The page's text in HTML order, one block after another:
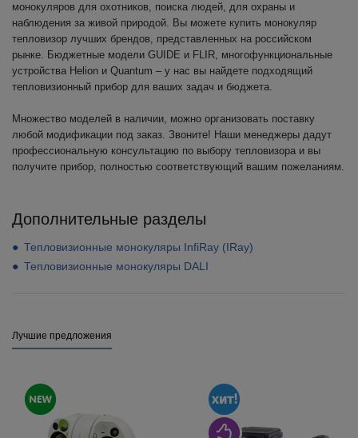
монокуляров для охотников, поиска людей, для охраны и
наблюдения за живой природой. Вы можете купить монокуляр
тепловизор лучших брендов, представленных на российском
рынке. Бюджетные модели GUIDE и FLIR, многофункциональные
устройства Helion и Quantum – у нас вы найдете подходящий
тепловизионный прибор для ваших задач и бюджета.
Множество моделей в наличии, можно организовать поставку
любой модификации под заказ. Звоните! Наши менеджеры дадут
профессиональную консультацию по выбору тепловизора и вы
получите прибор, полностью соответствующий вашим пожеланиям.
Дополнительные разделы
Тепловизионные монокуляры InfiRay (IRay)
Тепловизионные монокуляры DALI
Лучшие предложения